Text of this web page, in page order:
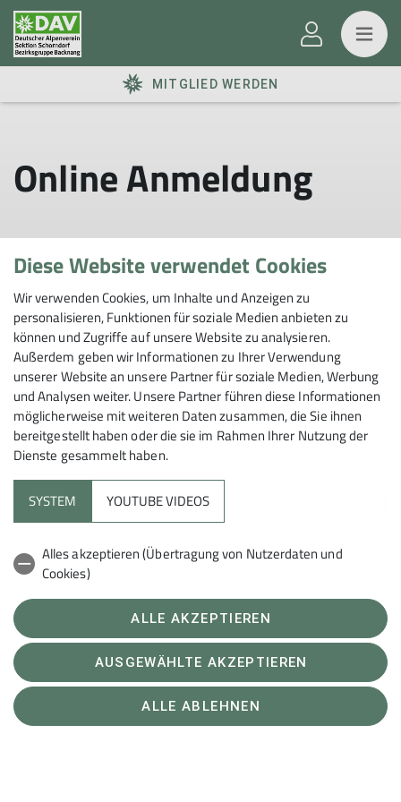
MITGLIED WERDEN
Online Anmeldung
15.10.2022
Eventart Fahrtechnikkurse Kurs Tour
Sektion
Partner
Sektion Schorndorf des Deutschen Alpenvereins e.V.
Richard-Kapphan-Str. 10
73614 Schorndorf
Telefon +49718121999
Datenschutz-Einstellungen
Datenschutz
Kontakt
Diese Website verwendet Cookies
Wir verwenden Cookies, um Inhalte und Anzeigen zu
personalisieren, Funktionen für soziale Medien anbieten zu
können und Zugriffe auf unsere Website zu analysieren.
Außerdem geben wir Informationen zu Ihrer Verwendung
unserer Website an unsere Partner für soziale Medien, Werbung
und Analysen weiter. Unsere Partner führen diese Informationen
möglicherweise mit weiteren Daten zusammen, die Sie ihnen
bereitgestellt haben oder die sie im Rahmen Ihrer Nutzung der
Dienste gesammelt haben.
SYSTEM YOUTUBE VIDEOS
Alles akzeptieren (Übertragung von Nutzerdaten und
Cookies)
Cookie Beschreibung
Verwendete Cookies
ALLE AKZEPTIEREN
AUSGEWÄHLTE AKZEPTIEREN
ALLE ABLEHNEN